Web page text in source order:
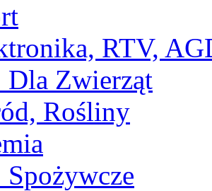
RTV,
Zwierząt
Rośliny